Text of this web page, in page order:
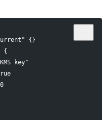
{}
{
key"